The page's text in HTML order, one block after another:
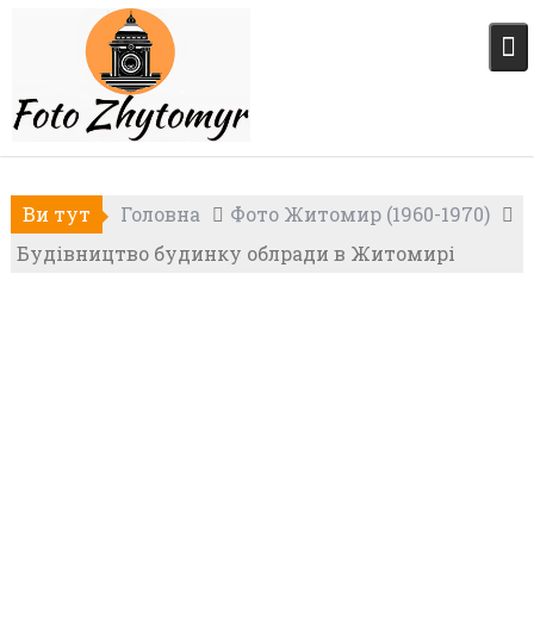
Ви тут Головна
Фото Житомир (1960-1970)
Будівництво будинку облради в Житомирі